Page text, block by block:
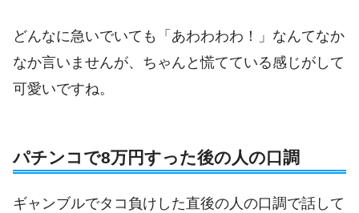
どんなに急いでいても「あわわわわ！」なんてなか
なか言いませんが、ちゃんと慌てている感じがして
可愛いですね。
パチンコで8万円すった後の人の口調
ギャンブルでタコ負けした直後の人の口調で話して